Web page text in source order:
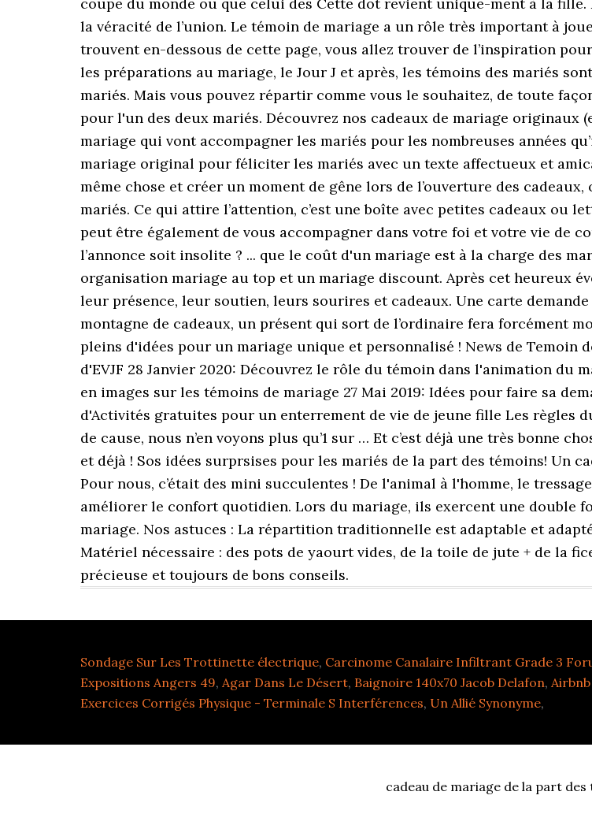
Sondage Sur Les Trottinette électrique, Carcinome Canalaire Infiltrant Grade 3
Expositions Angers 49, Agar Dans Le Désert, Baignoire 140x70 Jacob Delafon,
Exercices Corrigés Physique - Terminale S Interférences, Un Allié Synonyme,
cadeau de mariage de la part des